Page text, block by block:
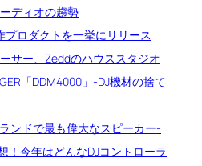
ディオの趨勢
プロダクトを一挙にリリース
サー、Zeddのハウススタジオ
「DDM4000」-DJ機材の捨て
ンドで最も偉大なスピーカー-
！今年はどんなDJコントローラ